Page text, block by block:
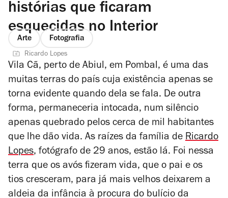
histórias que ficaram
esquecidas no Interior
Arte Fotografia
Ricardo Lopes
Vila Cã, perto de Abiul, em Pombal, é uma das
muitas terras do país cuja existência apenas se
torna evidente quando dela se fala. De outra
forma, permaneceria intocada, num silêncio
apenas quebrado pelos cerca de mil habitantes
que lhe dão vida. As raízes da família de Ricardo
Lopes, fotógrafo de 29 anos, estão lá. Foi nessa
terra que os avós fizeram vida, que o pai e os
tios cresceram, para já mais velhos deixarem a
aldeia da infância à procura do bulício da